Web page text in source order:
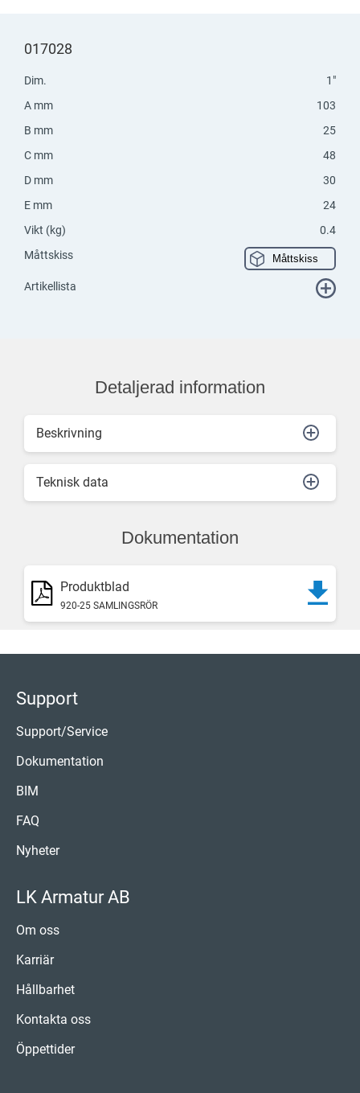
017028
Dim.
1"
A mm
103
B mm
25
C mm
48
D mm
30
E mm
24
Vikt (kg)
0.4
Måttskiss
Måttskiss
Artikellista
Detaljerad information
Beskrivning
Teknisk data
Dokumentation
Produktblad
920-25 SAMLINGSRÖR
Support
Support/Service
Dokumentation
BIM
FAQ
Nyheter
LK Armatur AB
Om oss
Karriär
Hållbarhet
Kontakta oss
Öppettider